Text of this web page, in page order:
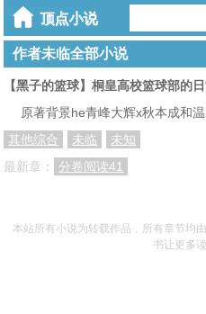
作者未临全部小说
【黑子的篮球】桐皇高校篮球部的
原著背景he青峰大辉x秋本成和
其他综合
未临
未知
最新章：
分卷阅读41
本站所有小说为转载作品，所有章节均
书让更多